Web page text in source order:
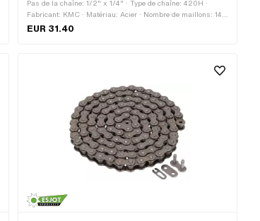
Pas de la chaîne: 1/2" x 1/4" · Type de chaîne: 420H ·
Fabricant: KMC · Matériau: Acier · Nombre de maillons: 144
pcs · Circonférence de roulement: 1829 mm · Type de
EUR 31.40